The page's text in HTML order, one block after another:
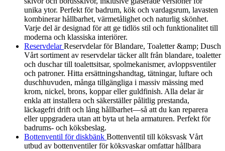
unika ytor. Perfekt för badrum, kök och vardagsrum, lavasten
kombinerar hållbarhet, värmetålighet och naturlig skönhet.
Varje del är designad för att ge tidlös stil och funktionalitet till
moderna och klassiska interiörer.
ReservdelarReservdelar för Blandare, Toaletter &amp; Dusch
Vårt sortiment av reservdelar täcker allt från blandare, toaletter
och duschar till toalettsitsar, spolmekanismer, avloppsventiler
och patroner. Hitta ersättningshandtag, tätningar, luftare och
duschhuvuden, många tillgängliga i massiv mässing med
krom, nickel, brons, koppar eller guldfinish. Alla delar är
enkla att installera och säkerställer pålitlig prestanda,
läckagefri drift och lång hållbarhet—så att du kan reparera
eller uppgradera utan att byta ut hela armaturen. Perfekt för
badrums- och köksbeslag.
Bottenventil för diskbänk Bottenventil till köksvask Vårt
utbud av bottenventiler för köksvaskar omfattar hållbara